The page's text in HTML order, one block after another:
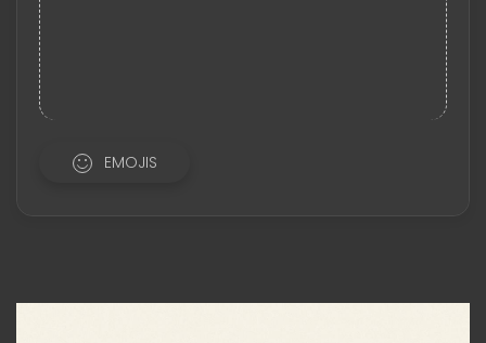
EMOJIS